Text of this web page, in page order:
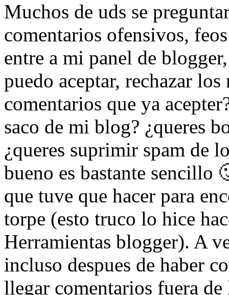
Muchos de uds se
comentarios ofensivos,
entre a mi panel de
puedo aceptar, rechazar
comentarios que ya
saco de mi blog? ¿queres
¿queres suprimir spam de
bueno es bastante sencillo
que tuve que hacer para
torpe (esto truco lo hice
Herramientas blogger). A
incluso despues de haber
llegar comentarios fuera